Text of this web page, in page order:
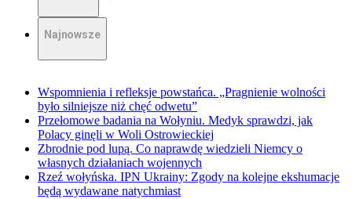
Najnowsze
Wspomnienia i refleksje powstańca. „Pragnienie wolności
było silniejsze niż chęć odwetu”
Przełomowe badania na Wołyniu. Medyk sprawdzi, jak
Polacy ginęli w Woli Ostrowieckiej
Zbrodnie pod lupą. Co naprawdę wiedzieli Niemcy o
własnych działaniach wojennych
Rzeź wołyńska. IPN Ukrainy: Zgody na kolejne ekshumacje
będą wydawane natychmiast